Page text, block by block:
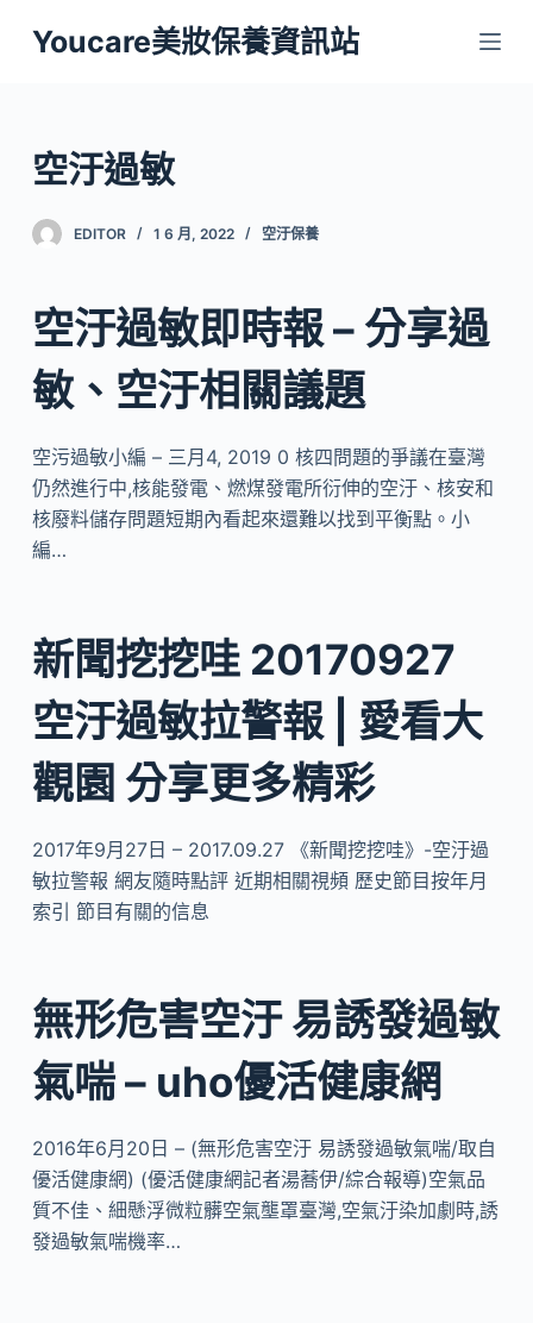
跳
至
內
容
Youcare美妝保養資訊站
空汙過敏
EDITOR 1 6 月, 2022 空汙保養
空汙過敏即時報 – 分享過
敏、空汙相關議題
空污過敏小編 – 三月4, 2019 0 核四問題的爭議在臺灣
仍然進行中,核能發電、燃煤發電所衍伸的空汙、核安和
核廢料儲存問題短期內看起來還難以找到平衡點。小
編…
新聞挖挖哇 20170927
空汙過敏拉警報 | 愛看大
觀園 分享更多精彩
2017年9月27日 – 2017.09.27 《新聞挖挖哇》-空汙過
敏拉警報 網友隨時點評 近期相關視頻 歷史節目按年月
索引 節目有關的信息
無形危害空汙 易誘發過敏
氣喘 – uho優活健康網
2016年6月20日 – (無形危害空汙 易誘發過敏氣喘/取自
優活健康網) (優活健康網記者湯蕎伊/綜合報導)空氣品
質不佳、細懸浮微粒髒空氣壟罩臺灣,空氣汙染加劇時,誘
發過敏氣喘機率…